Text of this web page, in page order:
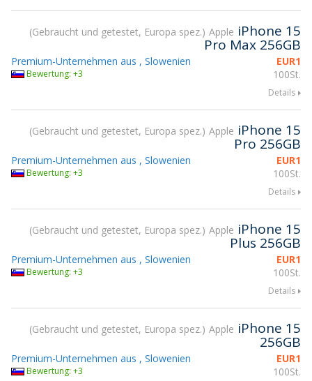
Gebraucht und getestet, Europa spez. Apple iPhone 15
Pro Max 256GB
EUR1
100St.
Premium-Unternehmen aus , Slowenien
Bewertung: +3
Details
Gebraucht und getestet, Europa spez. Apple iPhone 15
Pro 256GB
EUR1
100St.
Premium-Unternehmen aus , Slowenien
Bewertung: +3
Details
Gebraucht und getestet, Europa spez. Apple iPhone 15
Plus 256GB
EUR1
100St.
Premium-Unternehmen aus , Slowenien
Bewertung: +3
Details
Gebraucht und getestet, Europa spez. Apple iPhone 15
256GB
EUR1
100St.
Premium-Unternehmen aus , Slowenien
Bewertung: +3